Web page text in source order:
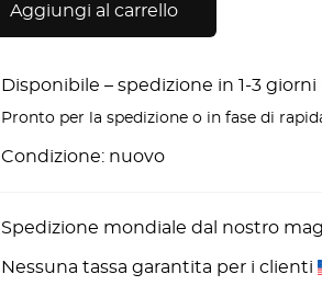
Aggiungi al carrello
Disponibile – spedizione in 1-3 giorni
Pronto per la spedizione o in fase di
Condizione: nuovo
Spedizione mondiale dal nostro
Nessuna tassa garantita per i clienti